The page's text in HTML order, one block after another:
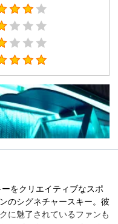
をクリエイティブなスポ
のシグネチャースキー。彼
に魅了されているファンも